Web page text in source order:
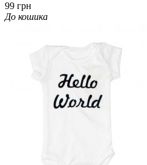
99 грн
До кошика